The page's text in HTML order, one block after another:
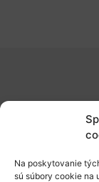
Na poskytovanie
sú súbory cookie na